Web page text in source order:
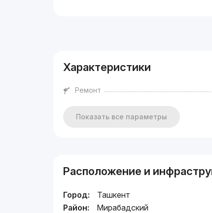
Характеристики
Ремонт
Показать все параметры
Расположение и
Город:
Ташкент
Район:
Мирабадский